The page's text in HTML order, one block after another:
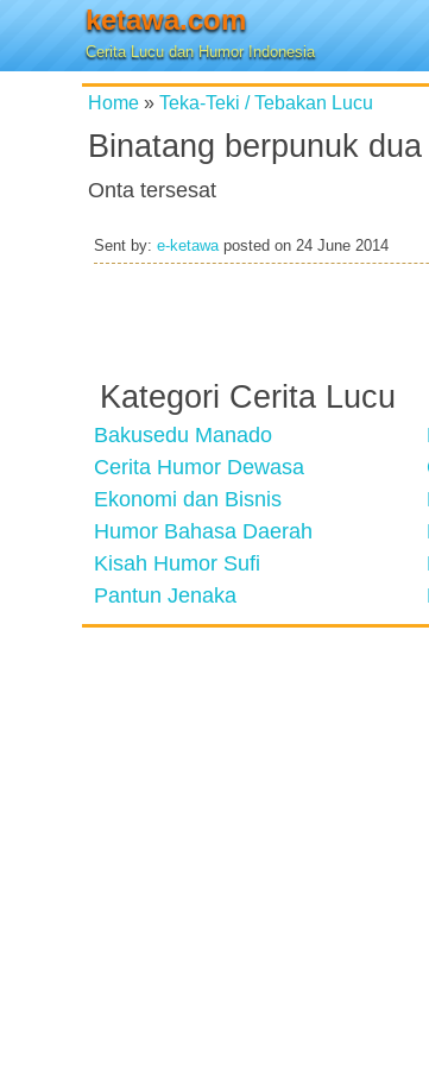
ketawa.com
Cerita Lucu dan Humor Indonesia
Home » Teka-Teki / Tebakan Lucu
Binatang berpunuk
Onta tersesat
Sent by: e-ketawaposted on 24 June 2014
Kategori Cerita Lucu
Bakusedu Manado
Cerita Humor Dewasa
Ekonomi dan Bisnis
Humor Bahasa Daerah
Kisah Humor Sufi
Pantun Jenaka